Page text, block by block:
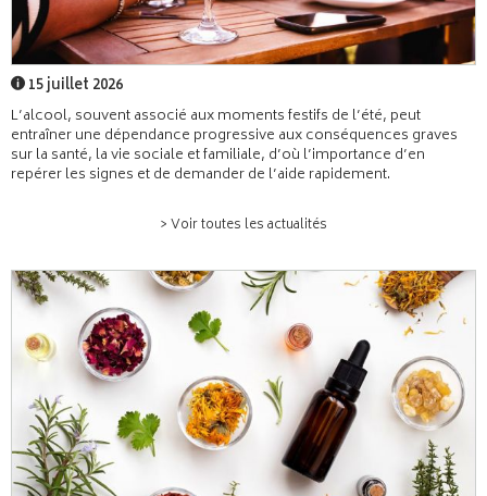
15 juillet 2026
L’alcool, souvent associé aux moments festifs de l’été, peut
entraîner une dépendance progressive aux conséquences graves
sur la santé, la vie sociale et familiale, d’où l’importance d’en
repérer les signes et de demander de l’aide rapidement.
> Voir toutes les actualités